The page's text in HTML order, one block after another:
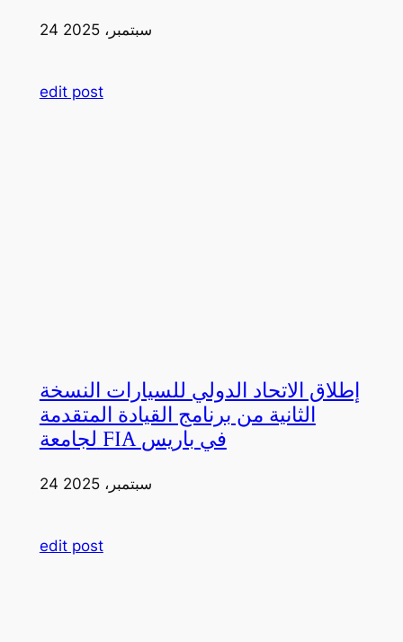
24 سبتمبر، 2025
edit post
إطلاق الاتحاد الدولي للسيارات النسخة
الثانية من برنامج القيادة المتقدمة
لجامعة FIA في باريس
24 سبتمبر، 2025
edit post